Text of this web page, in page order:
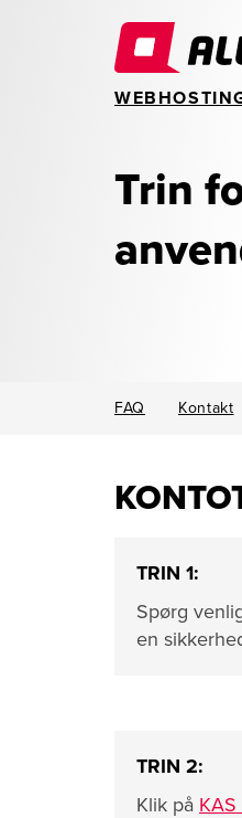
Trin
FAQ Kontakt
TRIN 1:
Spørg
en
TRIN 2:
Klik på